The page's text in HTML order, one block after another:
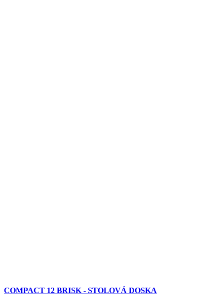
COMPACT 12 BRISK - STOLOVÁ DOSKA